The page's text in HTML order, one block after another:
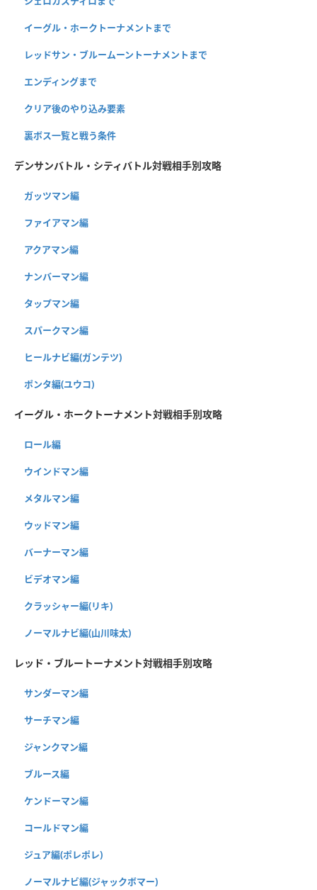
イーグル・ホークトーナメントまで
レッドサン・ブルームーントーナメントまで
エンディングまで
クリア後のやり込み要素
裏ボス一覧と戦う条件
デンサンバトル・シティバトル対戦相手別攻略
ガッツマン編
ファイアマン編
アクアマン編
ナンバーマン編
タップマン編
スパークマン編
ヒールナビ編(ガンテツ)
ポンタ編(ユウコ)
イーグル・ホークトーナメント対戦相手別攻略
ロール編
ウインドマン編
メタルマン編
ウッドマン編
バーナーマン編
ビデオマン編
クラッシャー編(リキ)
ノーマルナビ編(山川味太)
レッド・ブルートーナメント対戦相手別攻略
サンダーマン編
サーチマン編
ジャンクマン編
ブルース編
ケンドーマン編
コールドマン編
ジュア編(ポレポレ)
ノーマルナビ編(ジャックボマー)